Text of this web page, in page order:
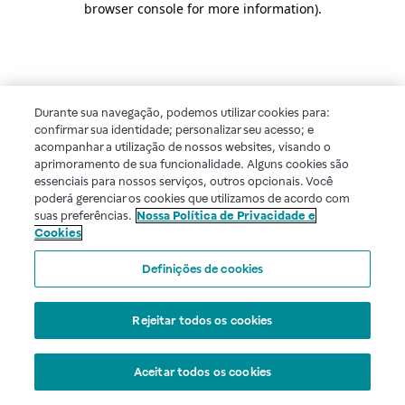
browser console for more information).
Durante sua navegação, podemos utilizar cookies para:
confirmar sua identidade; personalizar seu acesso; e
acompanhar a utilização de nossos websites, visando o
aprimoramento de sua funcionalidade. Alguns cookies são
essenciais para nossos serviços, outros opcionais. Você
poderá gerenciar os cookies que utilizamos de acordo com
suas preferências. Nossa Política de Privacidade e
Cookies
Definições de cookies
Rejeitar todos os cookies
Aceitar todos os cookies